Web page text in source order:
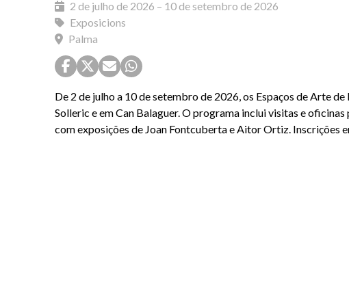
2 de julho de 2026 – 10 de setembro de 2026
Exposicions
Palma
De 2 de julho a 10 de setembro de 2026, os Espaços de Arte
Solleric e em Can Balaguer. O programa inclui visitas e
com exposições de Joan Fontcuberta e Aitor Ortiz. Inscrições